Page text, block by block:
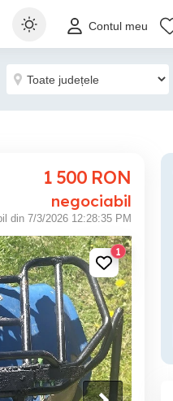
Contul meu
1 500 RON
negociabil
din 7/3/2026 12:28:35 PM
1